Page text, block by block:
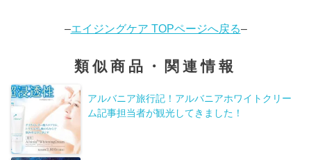
–エイジングケア TOPページへ戻る–
類似商品・関連情報
アルバニア旅行記！アルバニアホワイトクリー
ム記事担当者が観光してきました！